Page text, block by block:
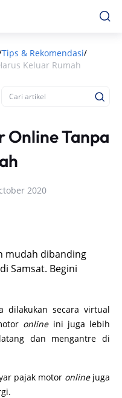
Tips & Rekomendasi/
Keluar Rumah
Online Tanpa
2020
mudah dibanding
Samsat. Begini
dilakukan secara virtual
onlineini juga lebih
dan mengantre di
pajak motor onlinejuga